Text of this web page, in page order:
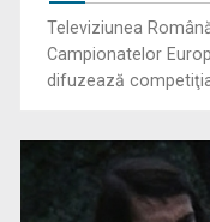
Tenis internațional
finalele AXERIA Open ...
Televiziunea
Campionatelor
difuzează competiţia